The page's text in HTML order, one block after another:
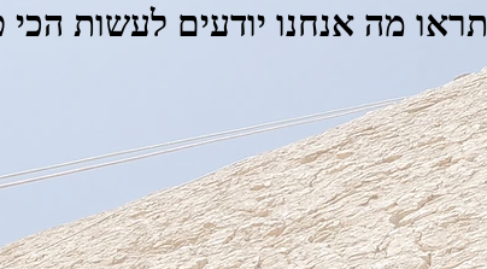
תראו מה אנחנו יודעים לעשות הכי